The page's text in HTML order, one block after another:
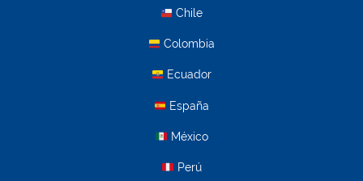
Chile
Colombia
Ecuador
España
México
Perú